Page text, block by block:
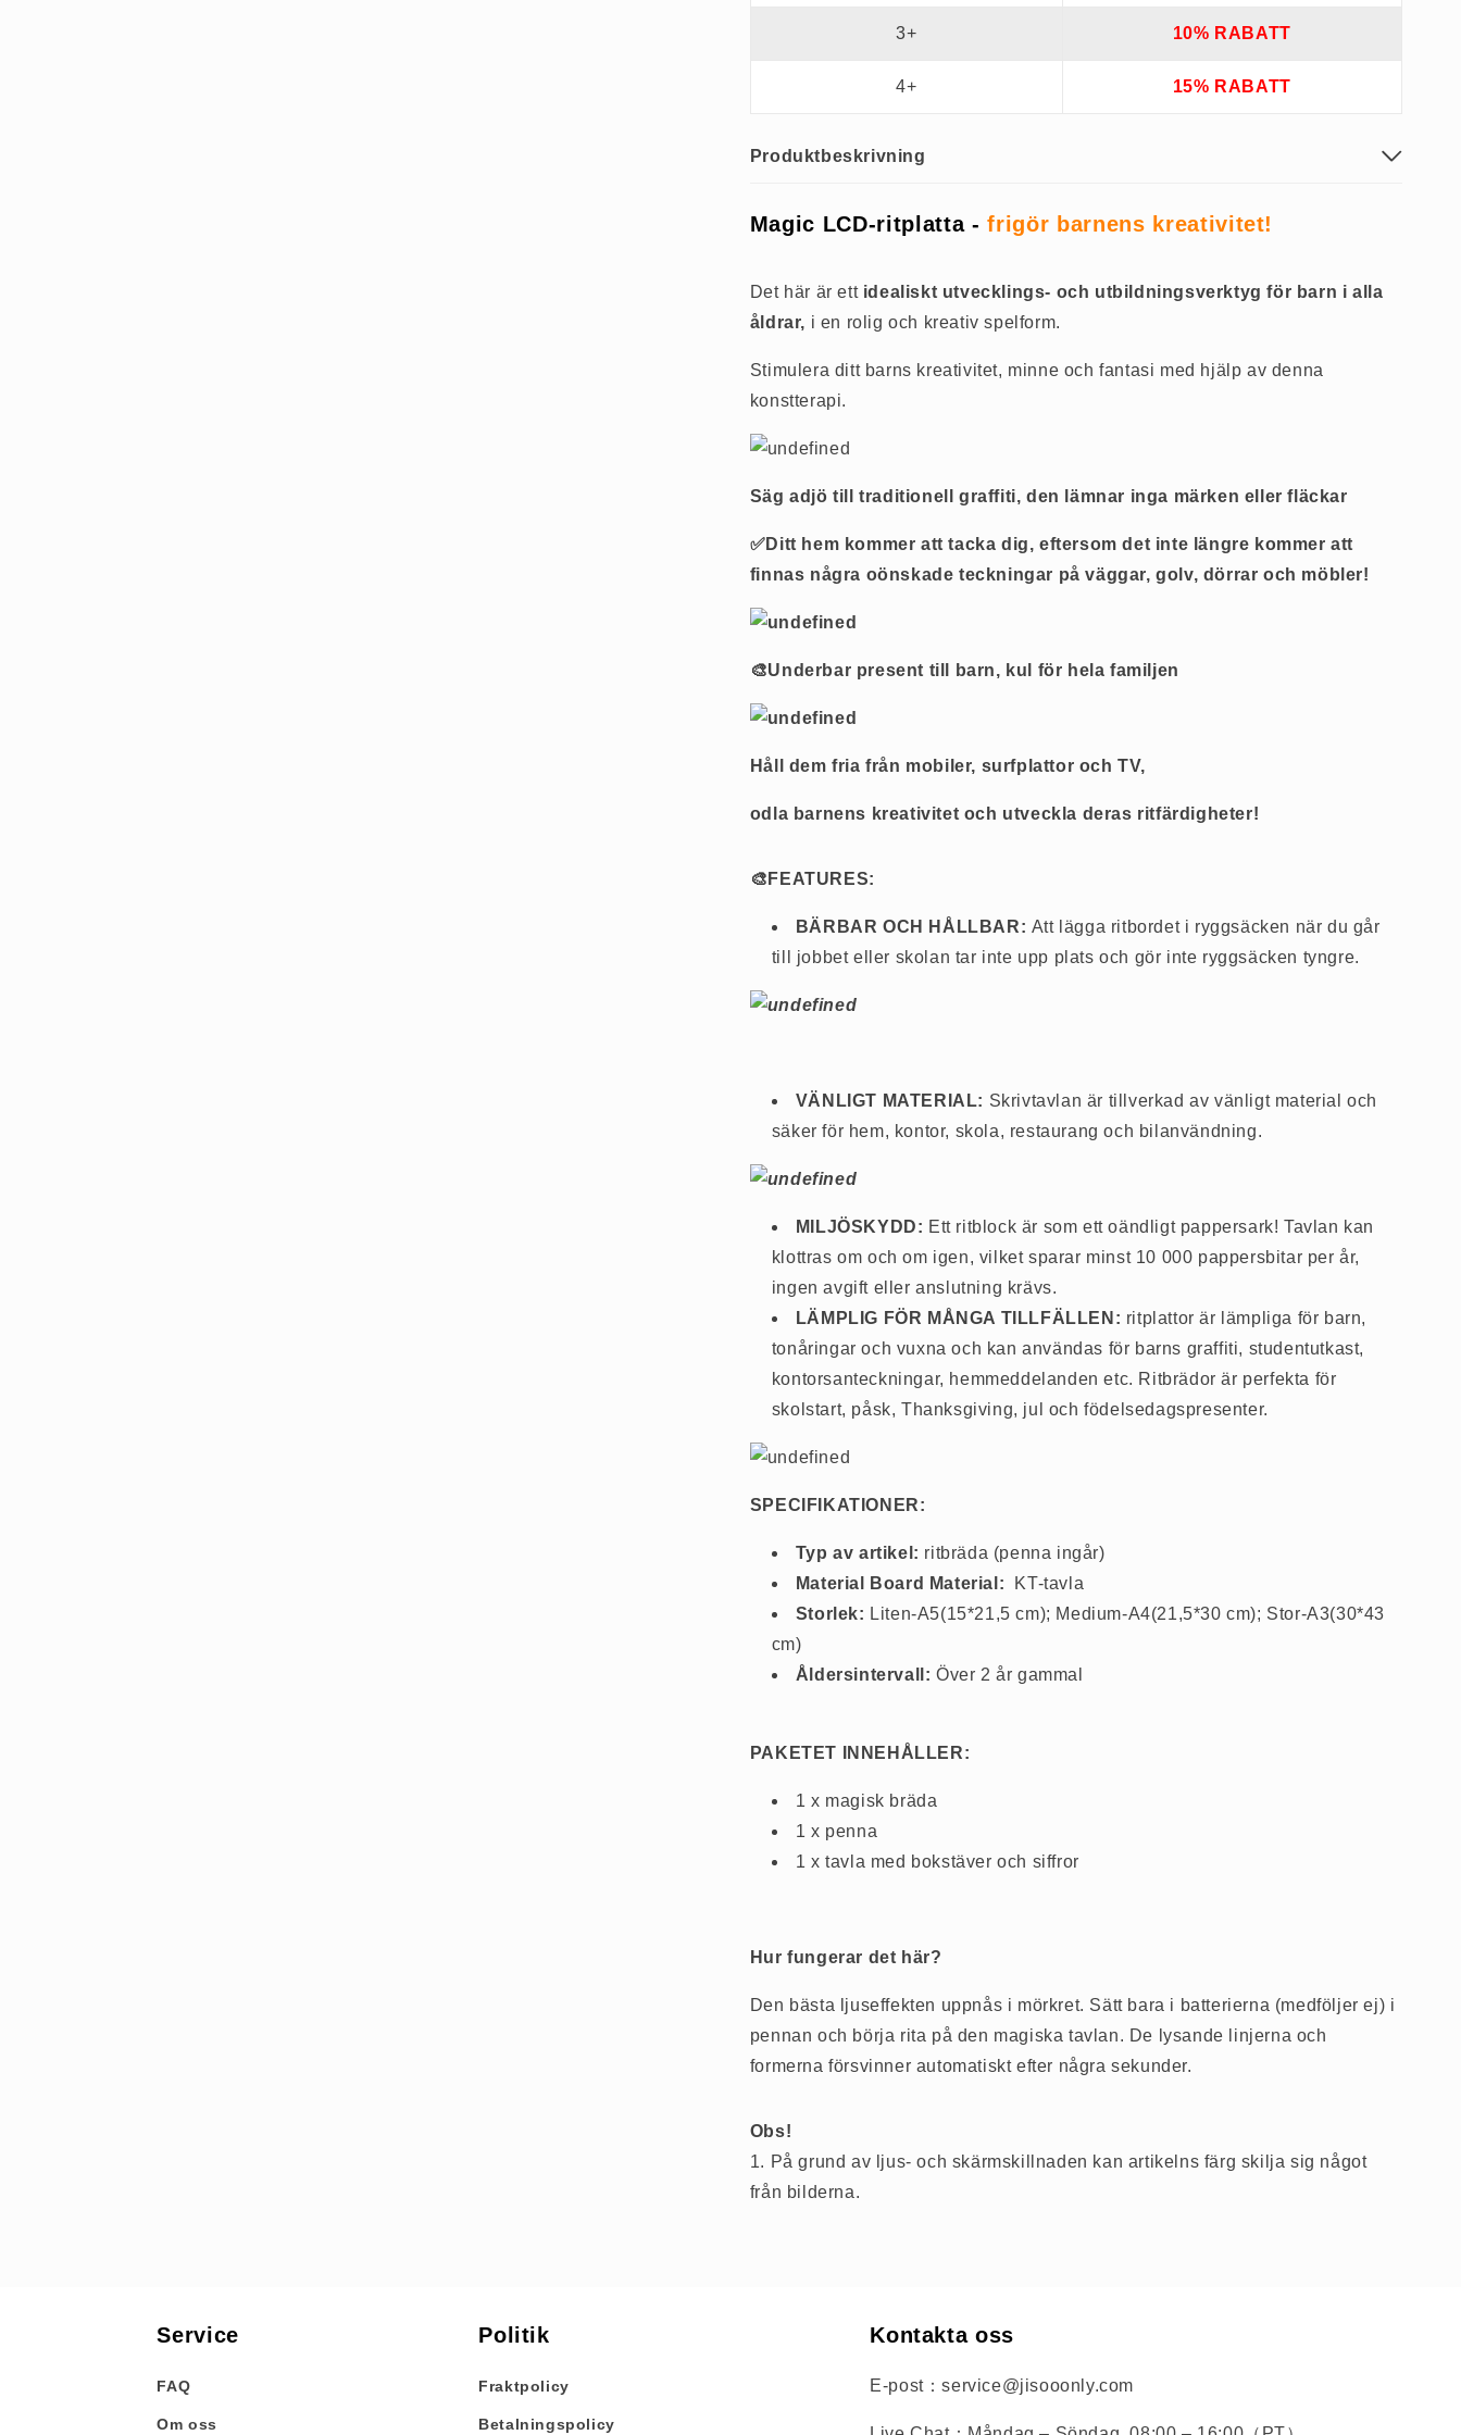
3+ 10% RABATT
4+ 15% RABATT
Produktbeskrivning
Magic LCD-ritplatta -frigör barnens kreativitet!
Det här är ett idealiskt utvecklings- och utbildningsverktyg för barn i alla
åldrar, i en rolig och kreativ spelform.
Stimulera ditt barns kreativitet, minne och fantasi med hjälp av denna
konstterapi.
Säg adjö till traditionell graffiti, den lämnar inga märken eller fläckar
✅Ditt hem kommer att tacka dig, eftersom det inte längre kommer att
finnas några oönskade teckningar på väggar, golv, dörrar och möbler!
🎨Underbar present till barn, kul för hela familjen
Håll dem fria från mobiler, surfplattor och TV,
odla barnens kreativitet och utveckla deras ritfärdigheter!
🎨FEATURES:
BÄRBAR OCH HÅLLBAR: Att lägga ritbordet i ryggsäcken när du går
till jobbet eller skolan tar inte upp plats och gör inte ryggsäcken tyngre.
VÄNLIGT MATERIAL: Skrivtavlan är tillverkad av vänligt material och
säker för hem, kontor, skola, restaurang och bilanvändning.
MILJÖSKYDD: Ett ritblock är som ett oändligt pappersark! Tavlan kan
klottras om och om igen, vilket sparar minst 10 000 pappersbitar per år,
ingen avgift eller anslutning krävs.
LÄMPLIG FÖR MÅNGA TILLFÄLLEN: ritplattor är lämpliga för barn,
tonåringar och vuxna och kan användas för barns graffiti, studentutkast,
kontorsanteckningar, hemmeddelanden etc. Ritbrädor är perfekta för
skolstart, påsk, Thanksgiving, jul och födelsedagspresenter.
SPECIFIKATIONER:
Typ av artikel: ritbräda (penna ingår)
Material Board Material:
KT-tavla
Storlek: Liten-A5(15*21,5 cm); Medium-A4(21,5*30 cm); Stor-A3(30*43
cm)
Åldersintervall: Över 2 år gammal
PAKETET INNEHÅLLER:
1 x magisk bräda
1 x penna
1 x tavla med bokstäver och siffror
Hur fungerar det här?
Den bästa ljuseffekten uppnås i mörkret. Sätt bara i batterierna (medföljer ej) i
pennan och börja rita på den magiska tavlan. De lysande linjerna och
formerna försvinner automatiskt efter några sekunder.
Obs!
1. På grund av ljus- och skärmskillnaden kan artikelns färg skilja sig något
från bilderna.
Service
FAQ
Om oss
Politik
Fraktpolicy
Betalningspolicy
Kontakta oss
E-post：service@jisooonly.com